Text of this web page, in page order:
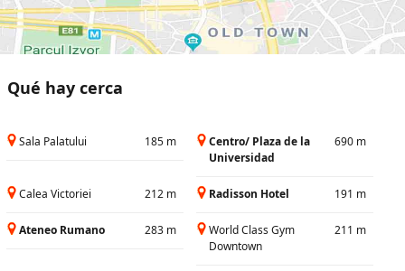
Qué hay cerca
Sala Palatului 185 m
Centro/ Plaza de la
Universidad
690 m
Calea Victoriei 212 m Radisson Hotel 191 m
Ateneo Rumano 283 m
World Class Gym
Downtown
211 m